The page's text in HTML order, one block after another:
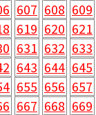
607 608 609
619 620 621
631 632 633
643 644 645
655 656 657
667 668 669